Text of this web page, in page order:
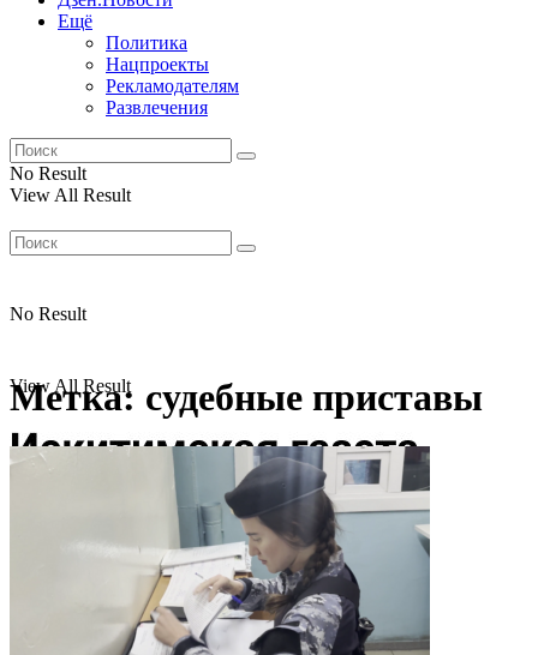
Ещё
Политика
Нацпроекты
Рекламодателям
Развлечения
No Result
View All Result
No Result
View All Result
Метка: судебные приставы